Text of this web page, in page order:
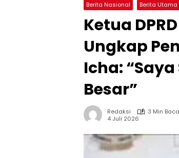
Berita Nasional Berita Utama
Ketua
Ungkap
Icha:
Besar”
Redaksi
3 Min Baca
4 Juli 2026